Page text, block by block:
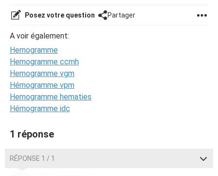
Posez votre question Partager
A voir également:
Hemogramme
Hemogramme ccmh
Hemogramme vgm
Hémogramme vpm
Hemogramme hematies
Hémogramme idc
1 réponse
RÉPONSE 1 / 1